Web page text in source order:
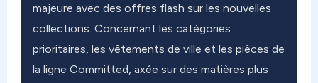
majeure avec des offres flash sur les nouvelles
collections. Concernant les catégories
prioritaires, les vêtements de ville et les pièces de
la ligne Committed, axée sur des matières plus